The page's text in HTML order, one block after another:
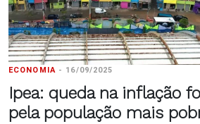
ECONOMIA- 16/09/2025
Ipea: queda na inflação
pela população mais